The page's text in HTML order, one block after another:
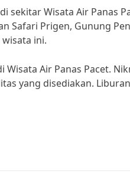
sekitar Wisata Air Panas
Safari Prigen, Gunung
ini.
Air Panas Pacet.
yang disediakan.